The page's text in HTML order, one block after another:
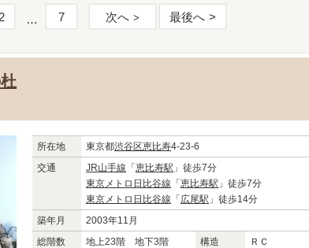
2 7 次へ 最後へ
所在地 東京都渋谷区恵比寿4-23-6
交通
JR山手線 「 恵比寿駅 」徒歩7分
東京メトロ日比谷線 「 恵比寿駅 」徒歩7分
東京メトロ日比谷線 「 広尾駅 」徒歩14分
築年月
2003年11月
総階数
地上23階 地下3階 構造
ＲＣ